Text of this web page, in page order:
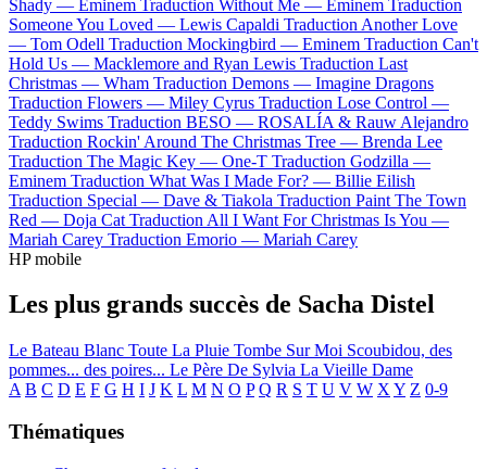
Shady — Eminem Traduction Without Me — Eminem Traduction
Someone You Loved — Lewis Capaldi Traduction Another Love
— Tom Odell Traduction Mockingbird — Eminem Traduction Can't
Hold Us — Macklemore and Ryan Lewis Traduction Last
Christmas — Wham Traduction Demons — Imagine Dragons
Traduction Flowers — Miley Cyrus Traduction Lose Control —
Teddy Swims Traduction BESO — ROSALÍA & Rauw Alejandro
Traduction Rockin' Around The Christmas Tree — Brenda Lee
Traduction The Magic Key — One-T Traduction Godzilla —
Eminem Traduction What Was I Made For? — Billie Eilish
Traduction Special — Dave & Tiakola Traduction Paint The Town
Red — Doja Cat Traduction All I Want For Christmas Is You —
Mariah Carey Traduction Emorio — Mariah Carey
HP mobile
Les plus grands succès de Sacha Distel
Le Bateau Blanc Toute La Pluie Tombe Sur Moi Scoubidou, des
pommes... des poires... Le Père De Sylvia La Vieille Dame
A B C D E F G H I J K L M N O P Q R S T U V W X Y Z 0-9
Thématiques